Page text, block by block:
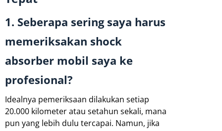
1. Seberapa sering saya harus
memeriksakan shock
absorber mobil saya ke
profesional?
Idealnya pemeriksaan dilakukan setiap
20.000 kilometer atau setahun sekali, mana
pun yang lebih dulu tercapai. Namun, jika